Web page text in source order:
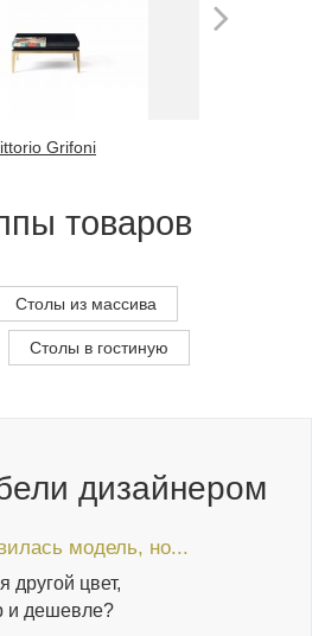
Grifoni
товаров
Столы из массива
Столы в гостиную
дизайнером
модель, но...
другой цвет,
и дешевле?